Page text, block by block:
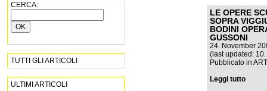
CERCA:
TUTTI GLI ARTICOLI
ULTIMI ARTICOLI
LE OPERE
SOPRA
BODINI
GUSSONI
24. November
(last updated:
Pubblicato in
Leggi tutto